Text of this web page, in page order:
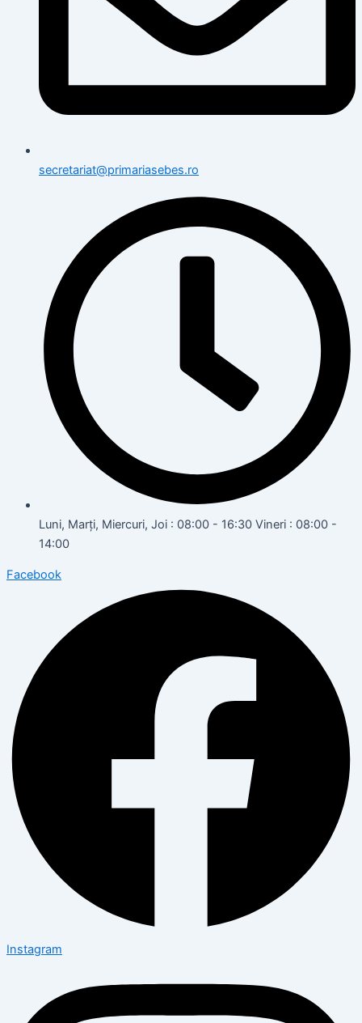
secretariat@primariasebes.ro
Luni, Marți, Miercuri, Joi : 08:00 - 16:30 Vineri : 08:00 -
14:00
Facebook
Instagram